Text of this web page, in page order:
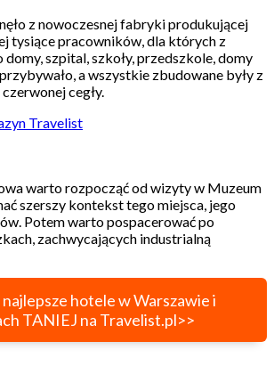
z nowoczesnej fabryki produkującej
tysiące pracowników, dla których z
szpital, szkoły, przedszkole, domy
a wszystkie zbudowane były z
cegły.
warto rozpocząć od wizyty w Muzeum
szerszy kontekst tego miejsca, jego
Potem warto pospacerować po
zachwycających industrialną
hotele w Warszawie i
TANIEJ na Travelist.pl>>